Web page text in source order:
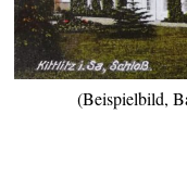
(Beispielbild,